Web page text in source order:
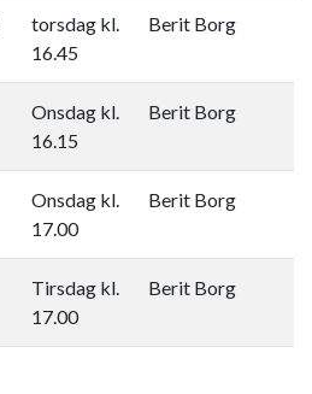
torsdag kl.
16.45
Berit Borg
Onsdag kl.
16.15
Berit Borg
Onsdag kl.
17.00
Berit Borg
Tirsdag kl.
17.00
Berit Borg